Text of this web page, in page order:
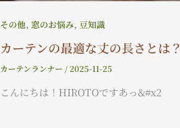
その他,窓のお悩み, 豆知識
カーテンの最適な丈の長さとは？
カーテンランナー /2025-11-25
こんにちは！HIROTOですあっ&#x2